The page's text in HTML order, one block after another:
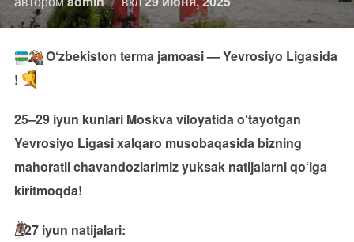
O‘zbekiston terma jamoasi — Yevrosiyo Ligasida
!
25–29 iyun kunlari Moskva viloyatida o‘tayotgan
Yevrosiyo Ligasi xalqaro musobaqasida bizning
mahoratli chavandozlarimiz yuksak natijalarni qo‘lga
kiritmoqda!
🗓27 iyun natijalari: